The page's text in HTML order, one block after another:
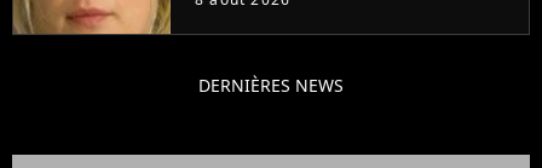
DERNIÈRES NEWS